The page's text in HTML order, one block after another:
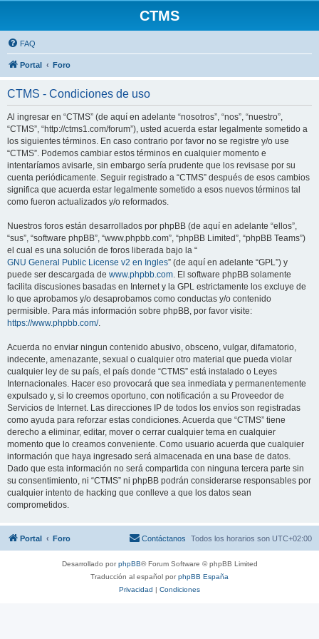
CTMS
FAQ
Portal Foro
CTMS - Condiciones de uso
Al ingresar en “CTMS” (de aquí en adelante “nosotros”, “nos”, “nuestro”,
“CTMS”, “http://ctms1.com/forum”), usted acuerda estar legalmente sometido a
los siguientes términos. En caso contrario por favor no se registre y/o use
“CTMS”. Podemos cambiar estos términos en cualquier momento e
intentaríamos avisarle, sin embargo sería prudente que los revisase por su
cuenta periódicamente. Seguir registrado a “CTMS” después de esos cambios
significa que acuerda estar legalmente sometido a esos nuevos términos tal
como fueron actualizados y/o reformados.
Nuestros foros están desarrollados por phpBB (de aquí en adelante “ellos”,
“sus”, “software phpBB”, “www.phpbb.com”, “phpBB Limited”, “phpBB Teams”)
el cual es una solución de foros liberada bajo la “
GNU General Public License v2 en Ingles” (de aquí en adelante “GPL”) y
puede ser descargada de www.phpbb.com. El software phpBB solamente
facilita discusiones basadas en Internet y la GPL estrictamente los excluye de
lo que aprobamos y/o desaprobamos como conductas y/o contenido
permisible. Para más información sobre phpBB, por favor visite:
https://www.phpbb.com/.
Acuerda no enviar ningun contenido abusivo, obsceno, vulgar, difamatorio,
indecente, amenazante, sexual o cualquier otro material que pueda violar
cualquier ley de su país, el país donde “CTMS” está instalado o Leyes
Internacionales. Hacer eso provocará que sea inmediata y permanentemente
expulsado y, si lo creemos oportuno, con notificación a su Proveedor de
Servicios de Internet. Las direcciones IP de todos los envíos son registradas
como ayuda para reforzar estas condiciones. Acuerda que “CTMS” tiene
derecho a eliminar, editar, mover o cerrar cualquier tema en cualquier
momento que lo creamos conveniente. Como usuario acuerda que cualquier
información que haya ingresado será almacenada en una base de datos.
Dado que esta información no será compartida con ninguna tercera parte sin
su consentimiento, ni “CTMS” ni phpBB podrán considerarse responsables por
cualquier intento de hacking que conlleve a que los datos sean
comprometidos.
Portal Foro Todos los horarios son UTC+02:00
Contáctanos
Desarrollado porphpBB® Forum Software © phpBB Limited
Traducción al español porphpBB España
Privacidad | Condiciones